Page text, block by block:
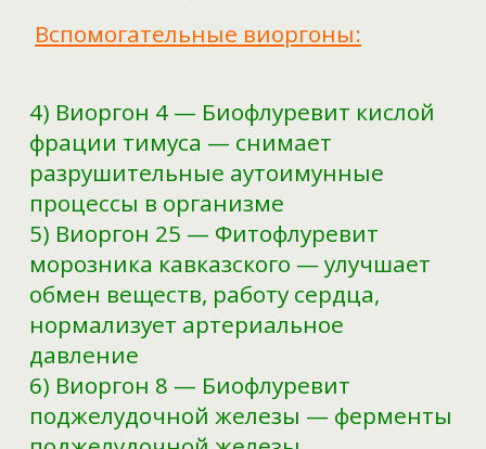
Вспомогательные виоргоны:
4) Виоргон 4 — Биофлуревит кислой
фрации тимуса — снимает
разрушительные аутоимунные
процессы в организме
5) Виоргон 25 — Фитофлуревит
морозника кавказского — улучшает
обмен веществ, работу сердца,
нормализует артериальное
давление
6) Виоргон 8 — Биофлуревит
поджелудочной железы — ферменты